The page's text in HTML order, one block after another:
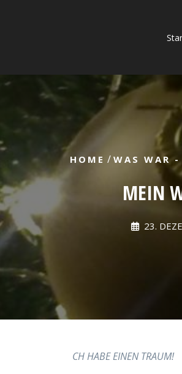
HOME / WAS WAR
MEIN
23.
CH HABE EINEN TRAUM!